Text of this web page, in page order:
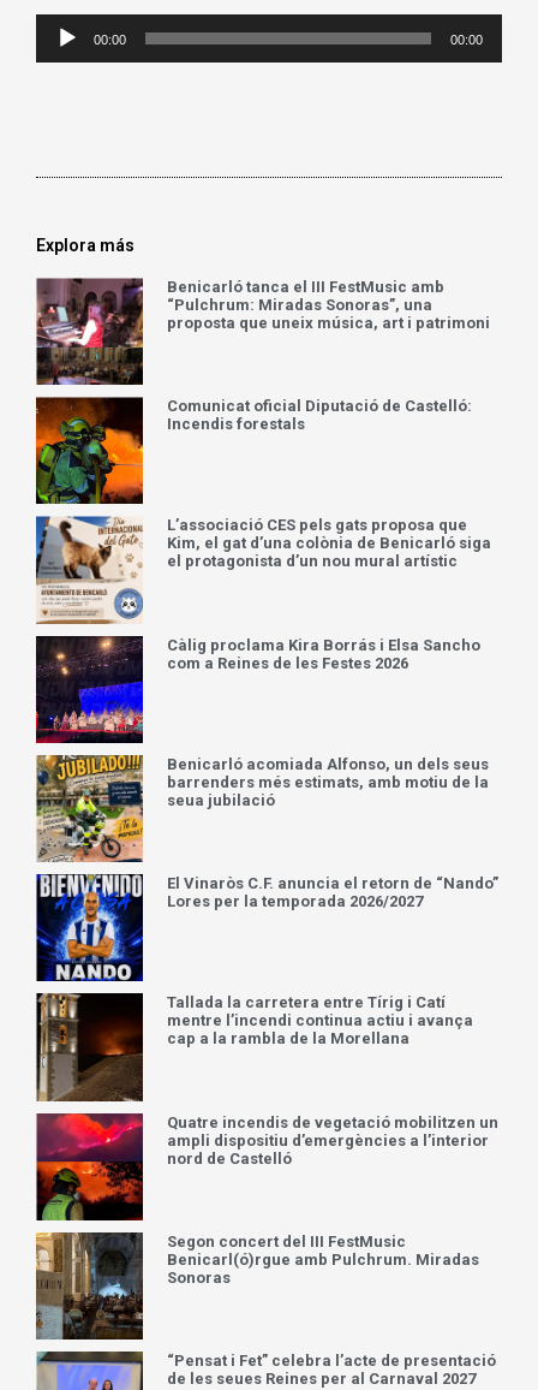
Reproductor
00:00 00:00
Explora más
Benicarló tanca el III FestMusic amb
“Pulchrum: Miradas Sonoras”, una
proposta que uneix música, art i patrimoni
Comunicat oficial Diputació de Castelló:
Incendis forestals
L’associació CES pels gats proposa que
Kim, el gat d’una colònia de Benicarló siga
el protagonista d’un nou mural artístic
Càlig proclama Kira Borrás i Elsa Sancho
com a Reines de les Festes 2026
Benicarló acomiada Alfonso, un dels seus
barrenders més estimats, amb motiu de la
seua jubilació
El Vinaròs C.F. anuncia el retorn de “Nando”
Lores per la temporada 2026/2027
Tallada la carretera entre Tírig i Catí
mentre l’incendi continua actiu i avança
cap a la rambla de la Morellana
Quatre incendis de vegetació mobilitzen un
ampli dispositiu d’emergències a l’interior
nord de Castelló
Segon concert del III FestMusic
Benicarl(ó)rgue amb Pulchrum. Miradas
Sonoras
“Pensat i Fet” celebra l’acte de presentació
de les seues Reines per al Carnaval 2027